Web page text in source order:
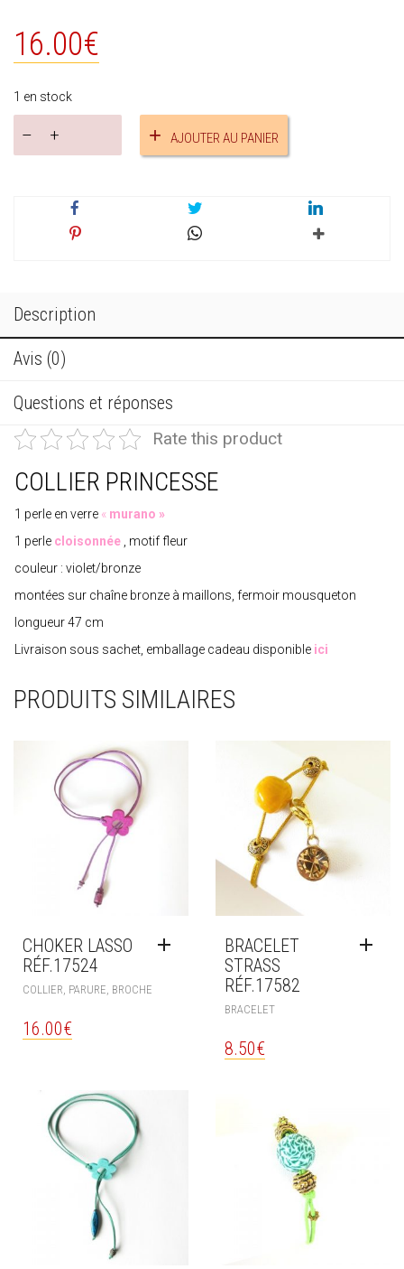
16.00€
1 en stock
Collier
AJOUTER AU PANIER
Description
Avis (0)
Questions et réponses
Rate this product
COLLIER PRINCESSE
1 perle en verre « murano »
1 perle cloisonnée , motif fleur
couleur : violet/bronze
montées sur chaîne bronze à maillons, fermoir mousqueton
longueur 47 cm
Livraison sous sachet, emballage cadeau disponible ici
PRODUITS SIMILAIRES
CHOKER LASSO
RÉF.17524
COLLIER, PARURE, BROCHE
16.00€
BRACELET
STRASS
RÉF.17582
BRACELET
8.50€